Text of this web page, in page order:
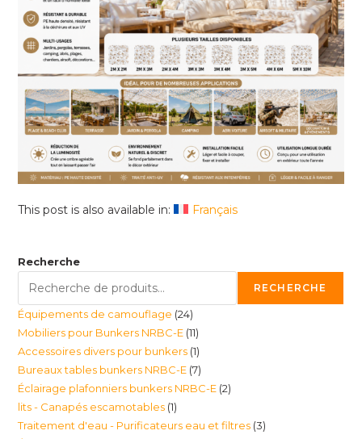
This post is also available in: Français
Recherche
RECHERCHE
Équipements de camouflage 2424
produits
Mobiliers pour Bunkers NRBC-E 1111
produits
Accessoires divers pour bunkers 11
produit
Bureaux tables bunkers NRBC-E 77
produits
Éclairage plafonniers bunkers NRBC-E 22
lits - Canapés escamotables 11
produit
Traitement d'eau - Purificateurs eau et filtres 33